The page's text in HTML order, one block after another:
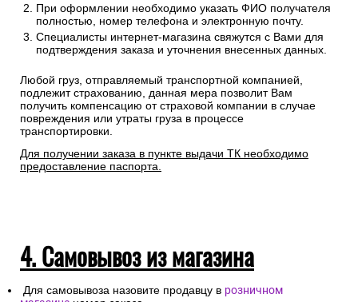
При оформлении необходимо указать ФИО получателя
полностью, номер телефона и электронную почту.
Специалисты интернет-магазина свяжутся с Вами для
подтверждения заказа и уточнения внесенных данных.
Любой груз, отправляемый транспортной компанией,
подлежит страхованию, данная мера позволит Вам
получить компенсацию от страховой компании в случае
повреждения или утраты груза в процессе
транспортировки.
Для получении заказа в пункте выдачи ТК необходимо
предоставление паспорта.
4. Самовывоз из магазина
Для самовывоза назовите продавцу в розничном